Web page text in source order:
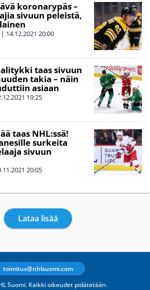
koronarypäs –
sivuun peleistä,
| 14.12.2021 20:00
taas sivuun
takia – näin
asiaan
19:25
taas NHL:ssä!
surkeita
sivuun
20:05
Lataa lisää
Suomi. Kaikki oikeudet pidätetään.
toimitus@nhlsuomi.com